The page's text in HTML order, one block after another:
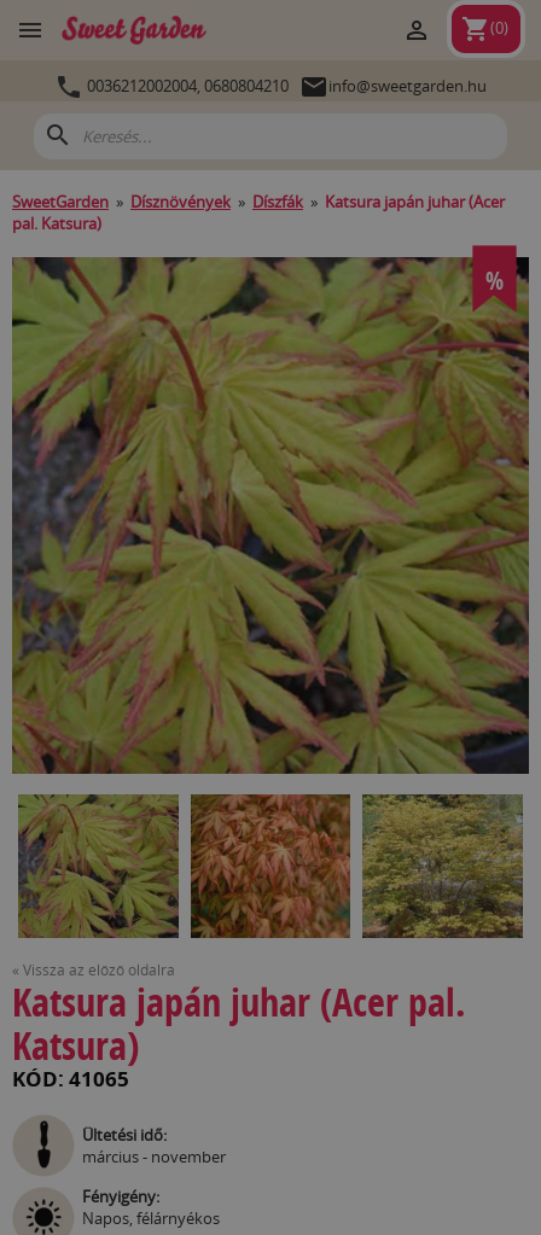
 shopping_cart(0)

 0036212002004, 0680804210 info@sweetgarden.hu
search
SweetGarden » Dísznövények » Díszfák » Katsura japán juhar (Acer
pal. Katsura)
%
« Vissza az előző oldalra
Katsura japán juhar (Acer pal.
Katsura)
KÓD: 41065
Ültetési idő:
március - november
Fényigény:
Napos, félárnyékos